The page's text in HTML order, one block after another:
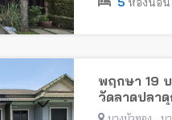
พฤกษา 19
วัดลาดปลา
บางบัวทอง บ